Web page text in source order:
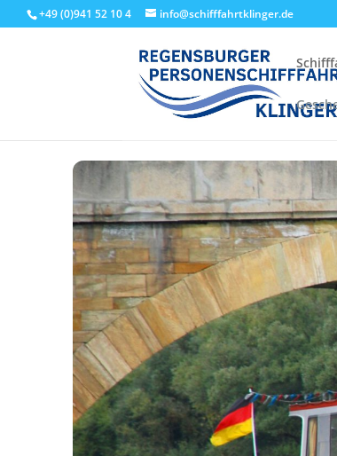
+49 (0)941 52 10 4 info@schifffahrtklinger.de
Events - Schifffahrt Regensburg